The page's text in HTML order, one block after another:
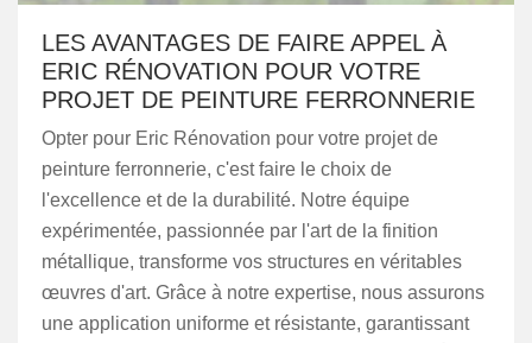
LES AVANTAGES DE FAIRE APPEL À
ERIC RÉNOVATION POUR VOTRE
PROJET DE PEINTURE FERRONNERIE
Opter pour Eric Rénovation pour votre projet de
peinture ferronnerie, c'est faire le choix de
l'excellence et de la durabilité. Notre équipe
expérimentée, passionnée par l'art de la finition
métallique, transforme vos structures en véritables
œuvres d'art. Grâce à notre expertise, nous assurons
une application uniforme et résistante, garantissant